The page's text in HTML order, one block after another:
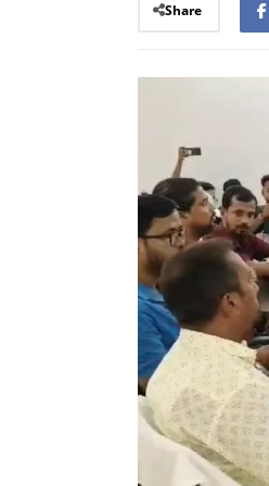
Share